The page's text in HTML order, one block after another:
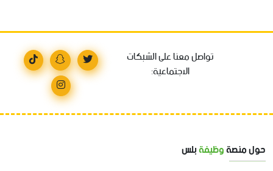
تواصل معنا على الشبكات
الاجتماعية:
حول منصةوظيفةبلس